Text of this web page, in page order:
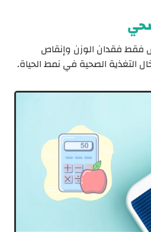
فقط فقدان الوزن وإنقاص
التغذية الصحية في نمط الحياة.